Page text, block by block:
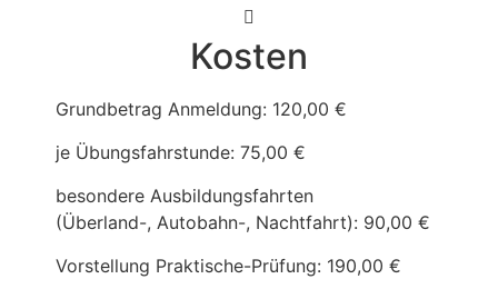
Kosten
Grundbetrag Anmeldung: 120,00 €
je Übungsfahrstunde: 75,00 €
besondere Ausbildungsfahrten
(Überland-, Autobahn-, Nachtfahrt): 90,00 €
Vorstellung Praktische-Prüfung: 190,00 €